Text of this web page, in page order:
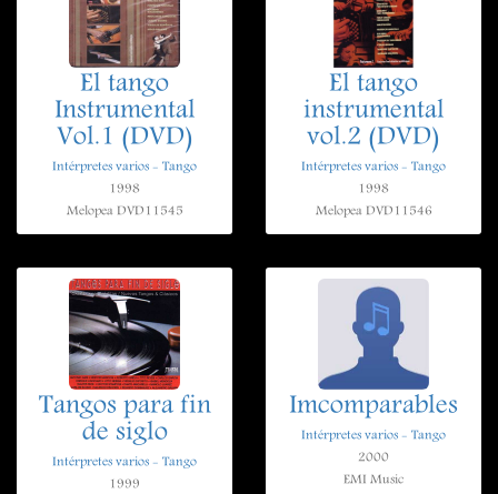
El tango
Instrumental
Vol.1 (DVD)
Intérpretes varios - Tango
1998
Melopea DVD11545
El tango
instrumental
vol.2 (DVD)
Intérpretes varios - Tango
1998
Melopea DVD11546
Tangos para fin
de siglo
Intérpretes varios - Tango
1999
Imcomparables
Intérpretes varios - Tango
2000
EMI Music